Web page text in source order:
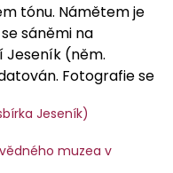
tónu. Námětem je
sáněmi na
Jeseník (něm.
Fotografie se
kartonem.
Jeseník)
muzea v